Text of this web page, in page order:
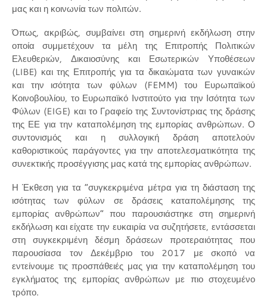
μας και η κοινωνία των πολιτών.
Όπως, ακριβώς, συμβαίνει στη σημερινή εκδήλωση στην
οποία συμμετέχουν τα μέλη της Επιτροπής Πολιτικών
Ελευθεριών, Δικαιοσύνης και Εσωτερικών Υποθέσεων
(LIBE) και της Επιτροπής για τα δικαιώματα των γυναικών
και την ισότητα των φύλων (FEMM) του Ευρωπαϊκού
Κοινοβουλίου, το Ευρωπαϊκό Ινστιτούτο για την Ισότητα των
Φύλων (EIGE) και το Γραφείο της Συντονίστριας της δράσης
της ΕΕ για την καταπολέμηση της εμπορίας ανθρώπων. Ο
συντονισμός και η συλλογική δράση αποτελούν
καθοριστικούς παράγοντες για την αποτελεσματικότητα της
συνεκτικής προσέγγισης μας κατά της εμπορίας ανθρώπων.
Η Έκθεση για τα “συγκεκριμένα μέτρα για τη διάσταση της
ισότητας των φύλων σε δράσεις καταπολέμησης της
εμπορίας ανθρώπων” που παρουσιάστηκε στη σημερινή
εκδήλωση και είχατε την ευκαιρία να συζητήσετε, εντάσσεται
στη συγκεκριμένη δέσμη δράσεων προτεραιότητας που
παρουσίασα τον Δεκέμβριο του 2017 με σκοπό να
εντείνουμε τις προσπάθειές μας για την καταπολέμηση του
εγκλήματος της εμπορίας ανθρώπων με πιο στοχευμένο
τρόπο.